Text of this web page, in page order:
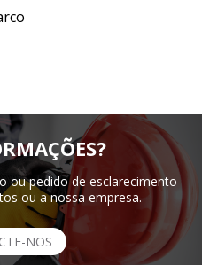
ou pedido de esclarecimento
ou a nossa empresa.
NOS